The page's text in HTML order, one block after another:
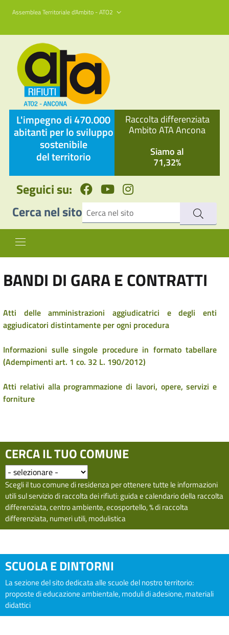
Assemblea Territoriale d'Ambito - ATO2
L'impegno di 470.000
abitanti per lo sviluppo
sostenibile
del territorio
Raccolta differenziata
Ambito ATA Ancona
Siamo al
71,32%
Seguici su:
Cerca nel sito
BANDI DI GARA E CONTRATTI
Atti delle amministrazioni aggiudicatrici e degli enti
aggiudicatori distintamente per ogni procedura
Informazioni sulle singole procedure in formato tabellare
(Adempimenti art. 1 co. 32 L. 190/2012)
Atti relativi alla programmazione di lavori, opere, servizi e
forniture
CERCA IL TUO COMUNE
Scegli il tuo comune di residenza per ottenere tutte le informazioni
utili sul servizio di raccolta dei rifiuti: guida e calendario della raccolta
differenziata, centro ambiente, ecosportello, % di raccolta
differenziata, numeri utili, modulistica
SCUOLA E DINTORNI
La sezione del sito dedicata alle scuole del nostro territorio:
proposte di educazione ambientale, moduli di adesione, materiali
didattici